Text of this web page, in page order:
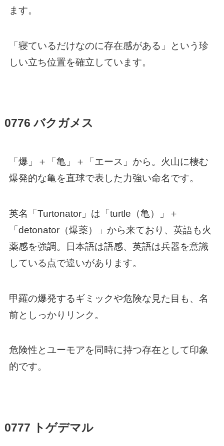
ます。
「寝ているだけなのに存在感がある」という珍
しい立ち位置を確立しています。
0776 バクガメス
「爆」＋「亀」＋「エース」から。火山に棲む
爆発的な亀を直球で表した力強い命名です。
英名「Turtonator」は「turtle（亀）」＋
「detonator（爆薬）」から来ており、英語も火
薬感を強調。日本語は語感、英語は兵器を意識
している点で違いがあります。
甲羅の爆発するギミックや危険な見た目も、名
前としっかりリンク。
危険性とユーモアを同時に持つ存在として印象
的です。
0777 トゲデマル